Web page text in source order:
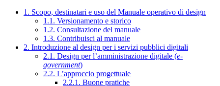
1. Scopo, destinatari e uso del Manuale operativo di design
1.1. Versionamento e storico
1.2. Consultazione del manuale
1.3. Contribuisci al manuale
2. Introduzione al design per i servizi pubblici digitali
2.1. Design per l’amministrazione digitale (e-
government)
2.2. L’approccio progettuale
2.2.1. Buone pratiche